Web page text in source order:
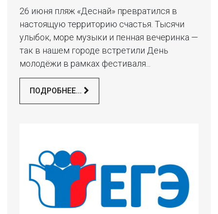
26 июня пляж «Деснай» превратился в
настоящую территорию счастья. Тысячи
улыбок, море музыки и пенная вечеринка —
так в нашем городе встретили День
молодёжи в рамках фестиваля...
ПОДРОБНЕЕ...